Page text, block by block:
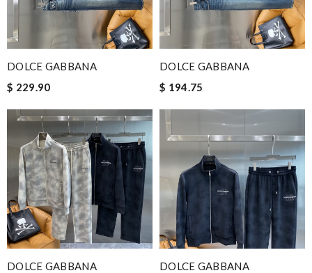
DOLCE GABBANA
$ 229.90
DOLCE GABBANA
$ 194.75
DOLCE GABBANA
DOLCE GABBANA